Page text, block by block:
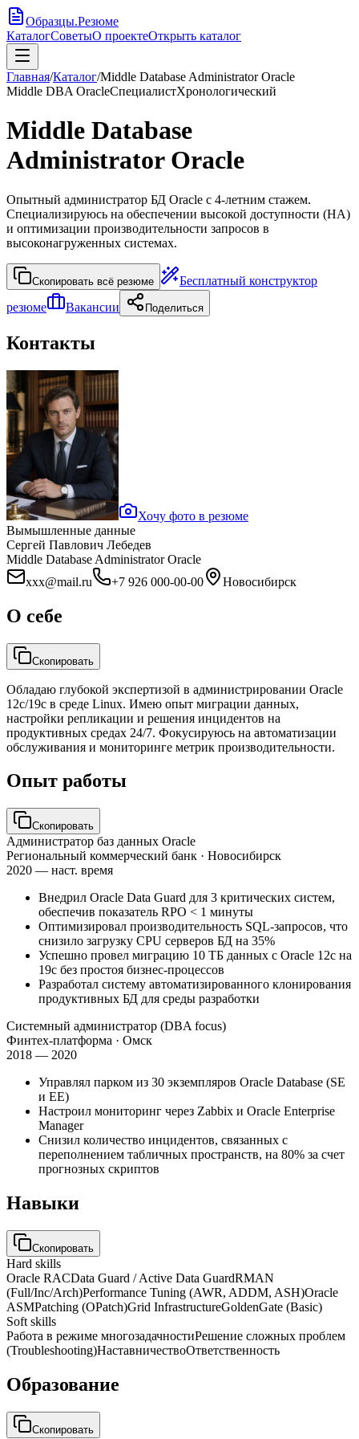
Образцы.Резюме
КаталогСоветыО проектеОткрыть каталог
Главная/Каталог/Middle Database Administrator Oracle
Middle DBA OracleСпециалистХронологический
Middle Database
Administrator Oracle
Опытный администратор БД Oracle с 4-летним стажем.
Специализируюсь на обеспечении высокой доступности (HA)
и оптимизации производительности запросов в
высоконагруженных системах.
Скопировать всё резюме
Бесплатный конструктор
резюме
Вакансии Поделиться
Контакты
Хочу фото в резюме
Вымышленные данные
Сергей Павлович Лебедев
Middle Database Administrator Oracle
xxx@mail.ru
+7 926 000-00-00 Новосибирск
О себе
Скопировать
Обладаю глубокой экспертизой в администрировании Oracle
12c/19c в среде Linux. Имею опыт миграции данных,
настройки репликации и решения инцидентов на
продуктивных средах 24/7. Фокусируюсь на автоматизации
обслуживания и мониторинге метрик производительности.
Опыт работы
Скопировать
Администратор баз данных Oracle
Региональный коммерческий банк · Новосибирск
2020 — наст. время
Внедрил Oracle Data Guard для 3 критических систем,
обеспечив показатель RPO < 1 минуты
Оптимизировал производительность SQL-запросов, что
снизило загрузку CPU серверов БД на 35%
Успешно провел миграцию 10 ТБ данных с Oracle 12c на
19c без простоя бизнес-процессов
Разработал систему автоматизированного клонирования
продуктивных БД для среды разработки
Системный администратор (DBA focus)
Финтех-платформа · Омск
2018 — 2020
Управлял парком из 30 экземпляров Oracle Database (SE
и EE)
Настроил мониторинг через Zabbix и Oracle Enterprise
Manager
Снизил количество инцидентов, связанных с
переполнением табличных пространств, на 80% за счет
прогнозных скриптов
Навыки
Скопировать
Hard skills
Oracle RACData Guard / Active Data GuardRMAN
(Full/Inc/Arch)Performance Tuning (AWR, ADDM, ASH)Oracle
ASMPatching (OPatch)Grid InfrastructureGoldenGate (Basic)
Soft skills
Работа в режиме многозадачностиРешение сложных проблем
(Troubleshooting)НаставничествоОтветственность
Образование
Скопировать